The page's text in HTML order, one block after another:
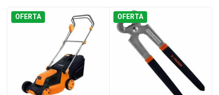
OFERTA OFERTA